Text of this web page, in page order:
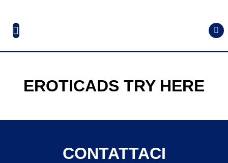
EROTICADS TRY HERE
CONTATTACI